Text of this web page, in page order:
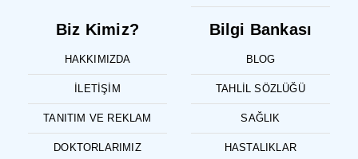
Biz Kimiz?
HAKKIMIZDA
İLETIŞIM
TANITIM VE REKLAM
DOKTORLARIMIZ
Bilgi Bankası
BLOG
TAHLIL SÖZLÜĞÜ
SAĞLIK
HASTALIKLAR